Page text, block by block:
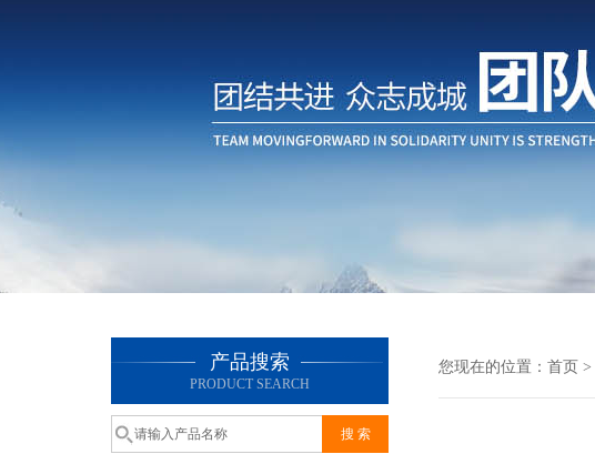
产品搜索
PRODUCT SEARCH
您现在的位置： 首页 >